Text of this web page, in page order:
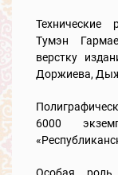
Технические
Тумэн
верстку
Доржиева,
6000